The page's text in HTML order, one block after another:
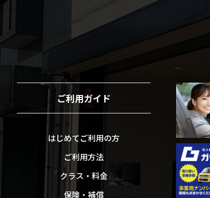
ご利用ガイド
はじめてご利用の方
ご利用方法
クラス・料金
保険・補償